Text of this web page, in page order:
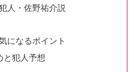
人・佐野祐介説
になるポイント
と犯人予想